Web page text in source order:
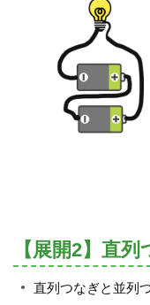
【展開2】直
直列つなぎと並列